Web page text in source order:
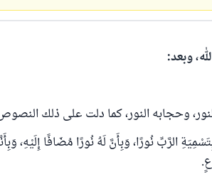
وبعد:
وحجابه النور، كما دلت على ذلك
الرَّبِّ نُورًا، وَبِأَنَّ لَهُ نُورًا مُضَافًا إِلَيْهِ،